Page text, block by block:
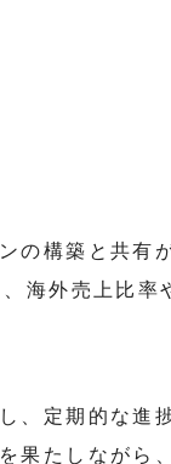
の構築と共有
海外売上比率
、定期的な進
果たしながら